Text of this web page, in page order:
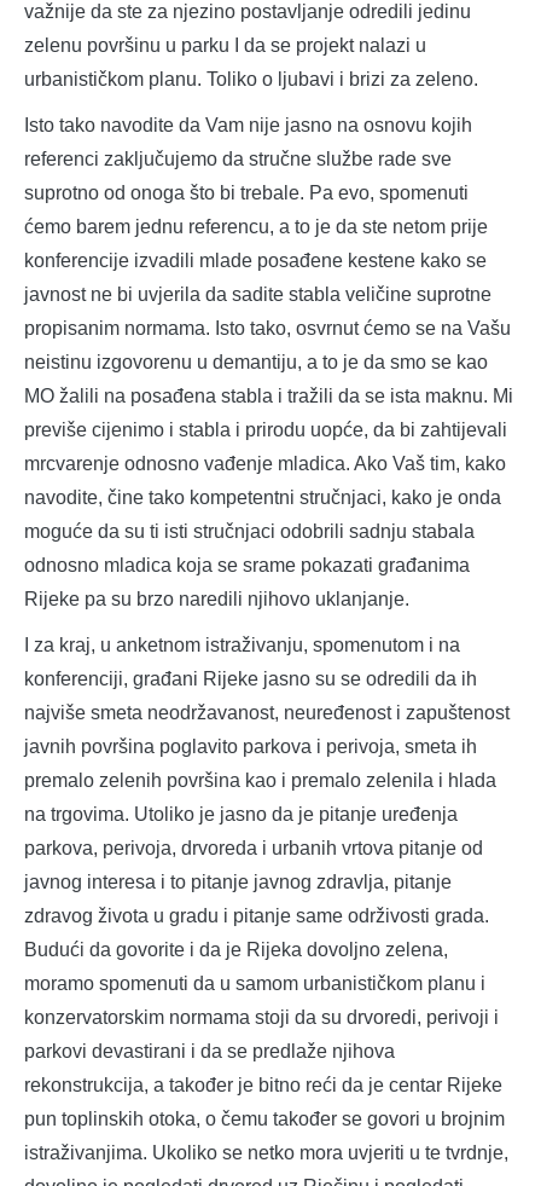
važnije da ste za njezino postavljanje odredili jedinu
zelenu površinu u parku I da se projekt nalazi u
urbanističkom planu. Toliko o ljubavi i brizi za zeleno.
Isto tako navodite da Vam nije jasno na osnovu kojih
referenci zaključujemo da stručne službe rade sve
suprotno od onoga što bi trebale. Pa evo, spomenuti
ćemo barem jednu referencu, a to je da ste netom prije
konferencije izvadili mlade posađene kestene kako se
javnost ne bi uvjerila da sadite stabla veličine suprotne
propisanim normama. Isto tako, osvrnut ćemo se na Vašu
neistinu izgovorenu u demantiju, a to je da smo se kao
MO žalili na posađena stabla i tražili da se ista maknu. Mi
previše cijenimo i stabla i prirodu uopće, da bi zahtijevali
mrcvarenje odnosno vađenje mladica. Ako Vaš tim, kako
navodite, čine tako kompetentni stručnjaci, kako je onda
moguće da su ti isti stručnjaci odobrili sadnju stabala
odnosno mladica koja se srame pokazati građanima
Rijeke pa su brzo naredili njihovo uklanjanje.
I za kraj, u anketnom istraživanju, spomenutom i na
konferenciji, građani Rijeke jasno su se odredili da ih
najviše smeta neodržavanost, neuređenost i zapuštenost
javnih površina poglavito parkova i perivoja, smeta ih
premalo zelenih površina kao i premalo zelenila i hlada
na trgovima. Utoliko je jasno da je pitanje uređenja
parkova, perivoja, drvoreda i urbanih vrtova pitanje od
javnog interesa i to pitanje javnog zdravlja, pitanje
zdravog života u gradu i pitanje same održivosti grada.
Budući da govorite i da je Rijeka dovoljno zelena,
moramo spomenuti da u samom urbanističkom planu i
konzervatorskim normama stoji da su drvoredi, perivoji i
parkovi devastirani i da se predlaže njihova
rekonstrukcija, a također je bitno reći da je centar Rijeke
pun toplinskih otoka, o čemu također se govori u brojnim
istraživanjima. Ukoliko se netko mora uvjeriti u te tvrdnje,